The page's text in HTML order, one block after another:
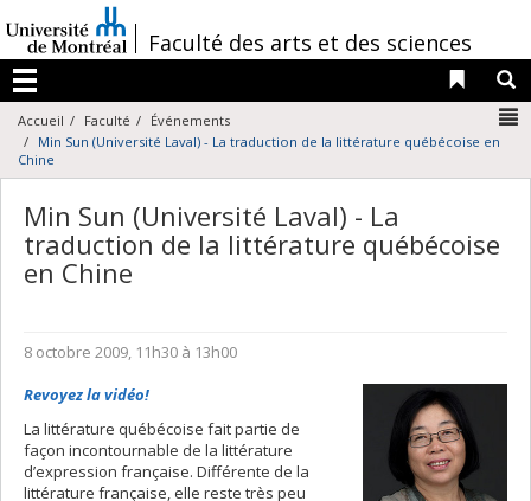
au
contenu
/Faculté des arts et des sciences
Menu
Liens
Accueil Faculté
Événements
Min Sun (Université Laval) - La traduction de la littérature québécoise en
Chine
Min Sun (Université Laval) - La
traduction de la littérature québécoise
en Chine
8 octobre 2009, 11h30 à 13h00
Revoyez la vidéo!
La littérature québécoise fait partie de
façon incontournable de la littérature
d’expression française. Différente de la
littérature française, elle reste très peu